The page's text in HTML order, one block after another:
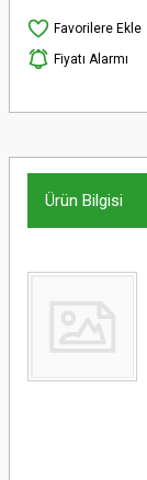
Fiyatı Alarmı
Ürün Bilgisi